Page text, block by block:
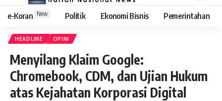
e-Koran New Politik Ekonomi Bisnis Pemerintahan
HEADLINE OPINI
Menyilang Klaim Google:
Chromebook, CDM, dan Ujian Hukum
atas Kejahatan Korporasi Digital